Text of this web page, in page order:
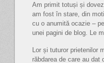
Am primit totuși și
am fost în stare, din
cu o anumită ocazie –
unei pagini de blog. Le
Lor și tuturor
răbdarea de care au